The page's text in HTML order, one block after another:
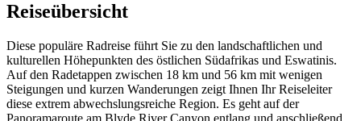
Reiseübersicht
Diese populäre Radreise führt Sie zu den landschaftlichen und
kulturellen Höhepunkten des östlichen Südafrikas und Eswatinis.
Auf den Radetappen zwischen 18 km und 56 km mit wenigen
Steigungen und kurzen Wanderungen zeigt Ihnen Ihr Reiseleiter
diese extrem abwechslungsreiche Region. Es geht auf der
Panoramaroute am Blyde River Canyon entlang und anschließend